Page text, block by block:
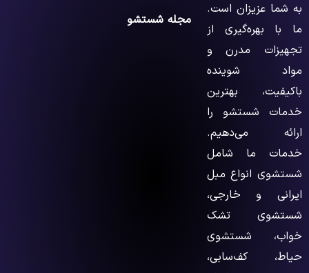
به شما عزیزان است.
ما با بهره‌گیری از
تجهیزات مدرن و
مواد شوینده
باکیفیت، بهترین
خدمات شستشو را
ارائه می‌دهیم.
خدمات ما شامل
شستشوی انواع مبل
ایرانی و خارجی،
شستشوی تشک
خواب، شستشوی
حیاط، کف‌سابی،
مجله شستشو